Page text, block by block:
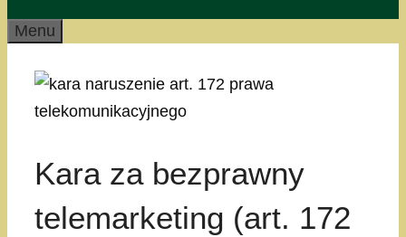
Menu
Kara za bezprawny
telemarketing (art. 172